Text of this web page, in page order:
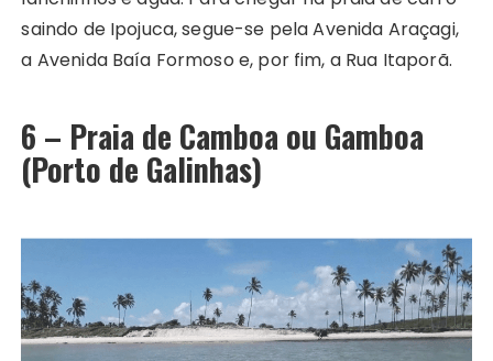
saindo de Ipojuca, segue-se pela Avenida Araçagi,
a Avenida Baía Formoso e, por fim, a Rua Itaporã.
6 – Praia de Camboa ou Gamboa
(Porto de Galinhas)